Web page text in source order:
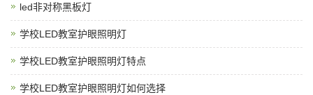
led非对称黑板灯
学校LED教室护眼照明灯
学校LED教室护眼照明灯特点
学校LED教室护眼照明灯如何选择